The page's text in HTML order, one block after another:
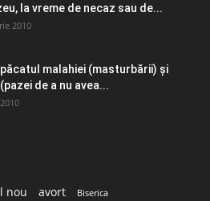
la vreme de necaz sau de...
2010
malahiei (masturbării) şi
de a nu avea...
nou avort Biserica